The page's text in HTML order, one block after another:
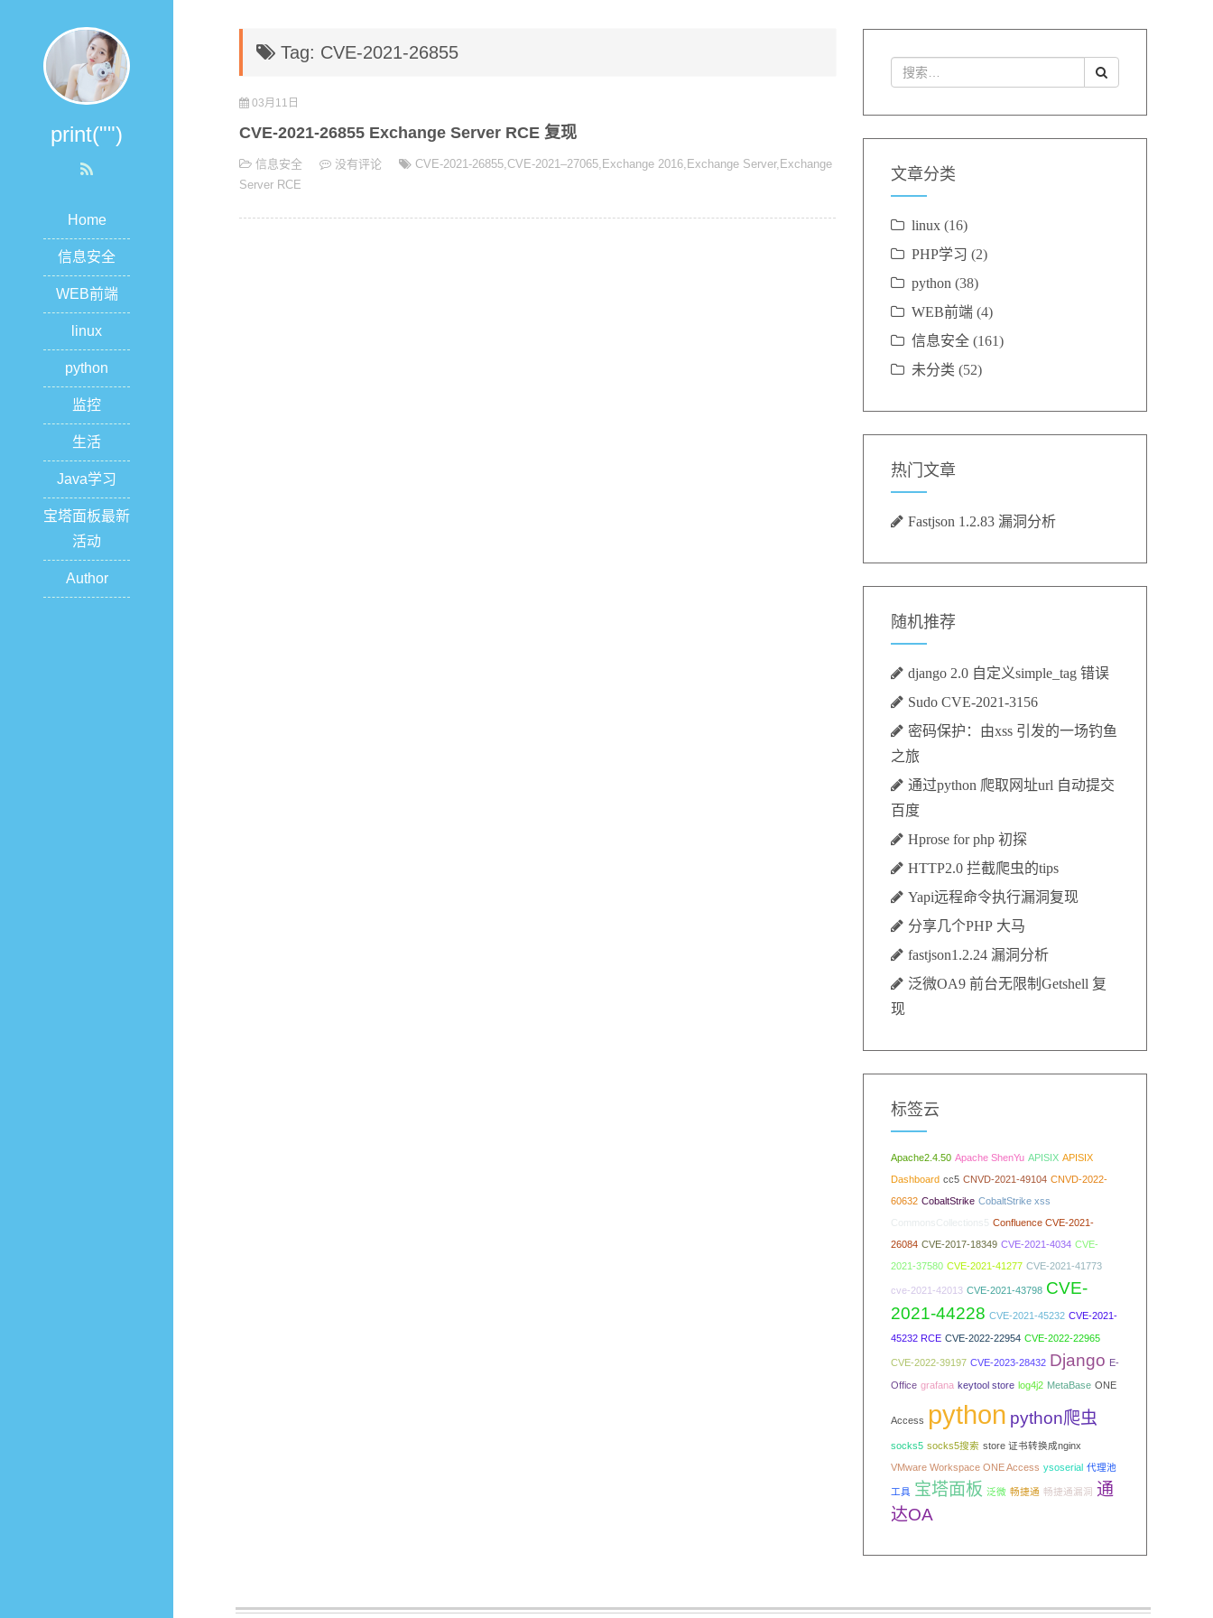
print("")
Home
信息安全
WEB前端
linux
python
监控
生活
Java学习
宝塔面板最新
活动
Author
Tag: CVE-2021-26855
03月11日
CVE-2021-26855 Exchange Server RCE 复现
信息安全 没有评论 CVE-2021-26855,CVE-2021–27065, Exchange 2016, Exchange Server, Exchange
Server RCE
文章分类
linux(16)
PHP学习 (2)
python (38)
WEB前端(4)
信息安全(161)
未分类 (52)
热门文章
Fastjson 1.2.83 漏洞分析
随机推荐
django 2.0 自定义simple_tag 错误
Sudo CVE-2021-3156
密码保护：由xss 引发的一场钓鱼
之旅
通过python 爬取网址url 自动提交
百度
Hprose for php 初探
HTTP2.0 拦截爬虫的tips
Yapi远程命令执行漏洞复现
分享几个PHP 大马
fastjson1.2.24 漏洞分析
泛微OA9 前台无限制Getshell 复
现
标签云
Apache2.4.50 Apache ShenYu APISIX APISIX
Dashboard cc5 CNVD-2021-49104 CNVD-2022-
60632 CobaltStrike CobaltStrike xss
CommonsCollections5
Confluence CVE-2021-
26084 CVE-2017-18349 CVE-2021-4034 CVE-
2021-37580 CVE-2021-41277 CVE-2021-41773
cve-2021-42013 CVE-2021-43798 CVE-
2021-44228 CVE-2021-45232 CVE-2021-
45232 RCE CVE-2022-22954 CVE-2022-22965
CVE-2022-39197 CVE-2023-28432 Django E-
Office grafana keytool store log4j2 MetaBase ONE
Access python python爬虫
socks5 socks5搜索 store 证书转换成nginx
VMware Workspace ONE Access ysoserial 代理池
工具 宝塔面板 泛微 畅捷通 畅捷通漏洞 通
达OA